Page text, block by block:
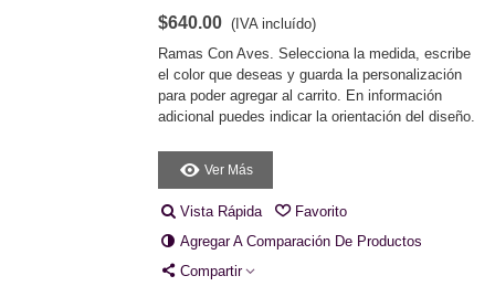
$640.00 (IVA incluído)
Ramas Con Aves. Selecciona la medida, escribe
el color que deseas y guarda la personalización
para poder agregar al carrito. En información
adicional puedes indicar la orientación del diseño.
Ver Más
Vista Rápida
Favorito
Agregar A Comparación De Productos
Compartir